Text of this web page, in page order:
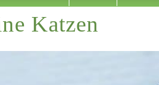
Katzen